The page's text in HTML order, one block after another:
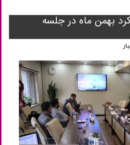
بهمن ماه در جلسه